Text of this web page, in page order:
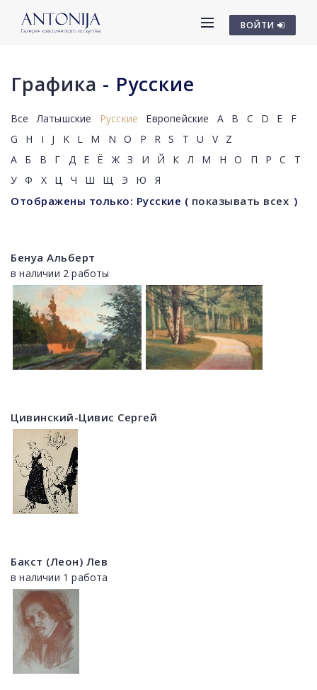
ВОЙТИ
Графика - Русские
Все Латышские Русские Европейские A B C D E
F
G
H I J K L M N O P R S T U V
Z
А
Б В Г Д Е Ё Ж З И Й К Л М Н О П Р С
Т
У
Ф Х Ц Ч Ш Щ Э Ю Я
Отображены только: Русские ( показывать всех )
Бенуа Альберт
в наличии 2 работы
Цивинский-Цивис Сергей
Бакст (Леон) Лев
в наличии 1 работа